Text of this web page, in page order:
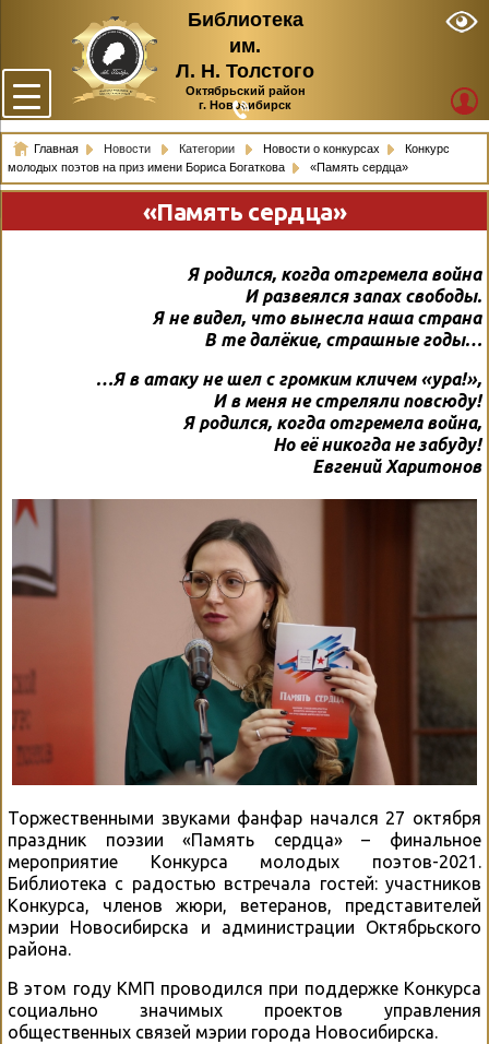
Библиотека
им.
Л. Н. Толстого
Октябрьский район
г. Новосибирск
Главная Новости Категории Новости о конкурсах
Конкурс
молодых поэтов на приз имени Бориса Богаткова
«Память сердца»
«Память сердца»
Я родился, когда отгремела война
И развеялся запах свободы.
Я не видел, что вынесла наша страна
В те далёкие, страшные годы…
…Я в атаку не шел с громким кличем «ура!»,
И в меня не стреляли повсюду!
Я родился, когда отгремела война,
Но её никогда не забуду!
Евгений Харитонов
Торжественными звуками фанфар начался 27 октября
праздник поэзии «Память сердца» – финальное
мероприятие Конкурса молодых поэтов-2021.
Библиотека с радостью встречала гостей: участников
Конкурса, членов жюри, ветеранов, представителей
мэрии Новосибирска и администрации Октябрьского
района.
В этом году КМП проводился при поддержке Конкурса
социально значимых проектов управления
общественных связей мэрии города Новосибирска.